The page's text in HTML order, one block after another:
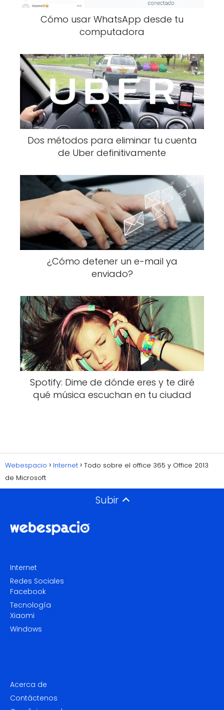
Cómo usar WhatsApp desde tu
computadora
Dos métodos para eliminar tu cuenta
de Uber definitivamente
¿Cómo detener un e-mail ya
enviado?
Spotify: Dime de dónde eres y te diré
qué música escuchan en tu ciudad
Webespacio Internet
Todo sobre el office 365 y Office 2013
de Microsoft
Subir
Internet
Redes Sociales
Facebook
Tecnología
Xiaomi
Windows
Acerca de
Contáctenos